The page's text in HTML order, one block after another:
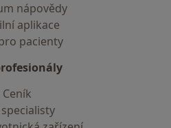
nápovědy
aplikace
pacienty
Ceník